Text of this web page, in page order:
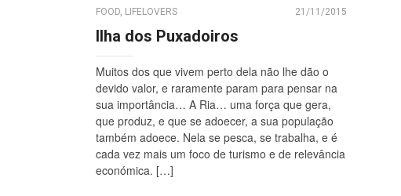
FOOD, LIFELOVERS 21/11/2015
Ilha dos Puxadoiros
Muitos dos que vivem perto dela não lhe dão o
devido valor, e raramente param para pensar na
sua importância… A Ria… uma força que gera,
que produz, e que se adoecer, a sua população
também adoece. Nela se pesca, se trabalha, e é
cada vez mais um foco de turismo e de relevância
económica. […]